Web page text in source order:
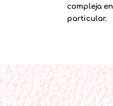
compleja
particular.